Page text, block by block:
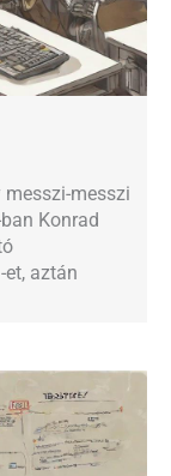
messzi-messzi
Konrad
aztán